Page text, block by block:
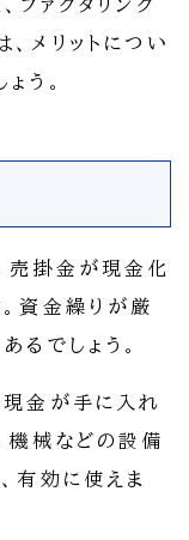
ファクタリング
メリットについ
う。
売掛金が現金化
資金繰りが厳
るでしょう。
現金が手に入れ
機械などの設備
有効に使えま